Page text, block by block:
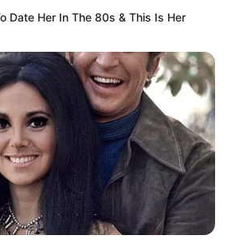
Date Her In The 80s & This Is Her